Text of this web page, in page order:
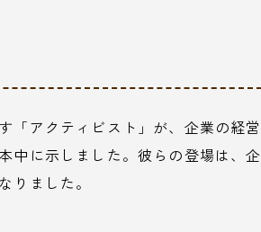
「アクティビスト」が、企業の経営
中に示しました。彼らの登場は、企
りました。